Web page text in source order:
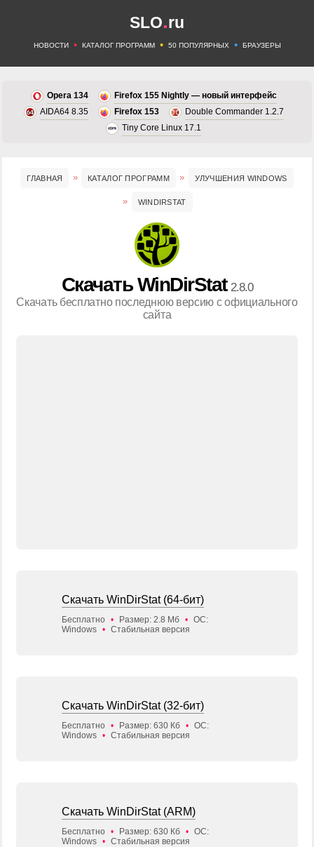
SLO.ru
НОВОСТИ • КАТАЛОГ ПРОГРАММ • 50 ПОПУЛЯРНЫХ • БРАУЗЕРЫ
Opera 134
Firefox 155 Nightly — новый интерфейс
AIDA64 8.35
Firefox 153
Double Commander 1.2.7
Tiny Core Linux 17.1
ГЛАВНАЯ КАТАЛОГ ПРОГРАММ УЛУЧШЕНИЯ WINDOWS
WINDIRSTAT
Скачать WinDirStat 2.8.0
Скачать бесплатно последнюю версию с официального
сайта
Скачать WinDirStat (64-бит)
Бесплатно • Размер: 2.8 Мб • ОС:
Windows • Стабильная версия
Скачать WinDirStat (32-бит)
Бесплатно • Размер: 630 Кб • ОС:
Windows • Стабильная версия
Скачать WinDirStat (ARM)
Бесплатно • Размер: 630 Кб • ОС:
Windows • Стабильная версия